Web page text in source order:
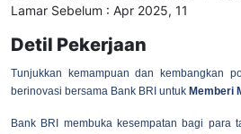
Lamar Sebelum : Apr 2025, 11
Detil Pekerjaan
Tunjukkan kemampuan dan kembangkan
berinovasi bersama Bank BRI untuk Memberi
Bank BRI membuka kesempatan bagi para